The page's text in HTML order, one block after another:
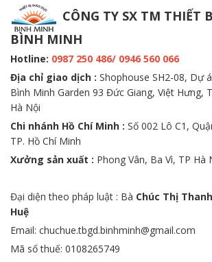
CÔNG TY SX TM THIẾT
BÌNH MINH
Hotline: 0987 250 486/ 0946 560 066
Địa chỉ giao dịch : Shophouse SH2-08, Dự
Bình Minh Garden 93 Đức Giang, Việt Hưng,
Hà Nội
Chi nhánh Hồ Chí Minh : Số 002 Lô C1,
TP. Hồ Chí Minh
Xưởng sản xuất : Phong Vân, Ba Vì, TP Hà
Đại diện theo pháp luật : Bà Chúc Thị Thanh
Huệ
Email: chuchue.tbgd.binhminh@gmail.com
Mã số thuế: 0108265749